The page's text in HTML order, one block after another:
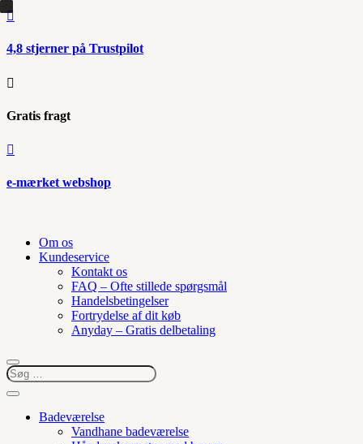

4,8 stjerner på Trustpilot

Gratis fragt

e-mærket webshop
Om os
Kundeservice
Kontakt os
FAQ – Ofte stillede spørgsmål
Handelsbetingelser
Fortrydelse af dit køb
Anyday – Gratis delbetaling
Badeværelse
Vandhane badeværelse